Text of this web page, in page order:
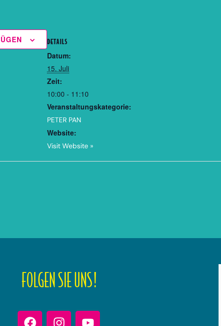
DETAILS
Datum:
15. Juli
Zeit:
10:00 - 11:10
Veranstaltungskategorie:
PETER PAN
Website:
Visit Website »
FOLGEN SIE UNS!